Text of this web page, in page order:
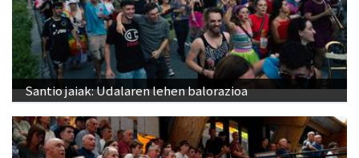
Santio jaiak: Udalaren lehen balorazioa